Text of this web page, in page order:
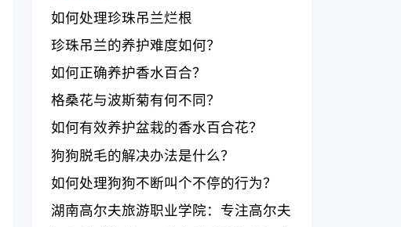
如何处理珍珠吊兰烂根
珍珠吊兰的养护难度如何？
如何正确养护香水百合？
格桑花与波斯菊有何不同？
如何有效养护盆栽的香水百合花？
狗狗脱毛的解决办法是什么？
如何处理狗狗不断叫个不停的行为？
湖南高尔夫旅游职业学院：专注高尔夫